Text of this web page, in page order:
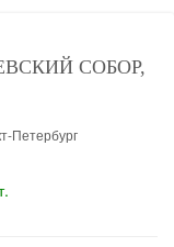
СОБОР,